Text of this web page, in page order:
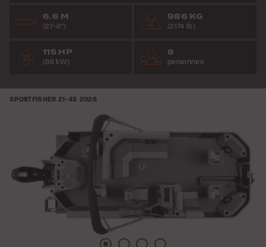
6.6 M
(21’-6”)
986 KG
(2174 lb)
115 HP
(86 kW)
8
personnes
SPORTFISHER 21-4S 2026